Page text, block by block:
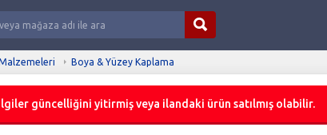
Malzemeleri Boya & Yüzey Kaplama
güncelliğini yitirmiş veya ilandaki ürün satılmış olabilir.